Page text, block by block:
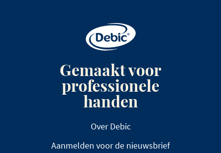
Gemaakt voor
professionele
handen
Over Debic
Aanmelden voor de nieuwsbrief